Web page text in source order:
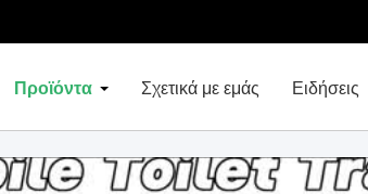
Προϊόντα Σχετικά με εμάς Ειδήσεις